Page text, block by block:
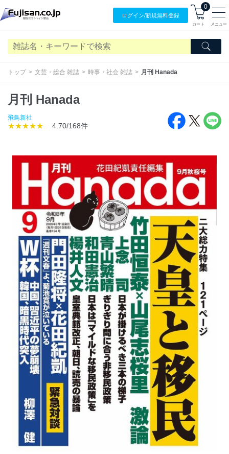
ログイン/新規無料登録
0
カート メニュー
トップ 文芸・総合 雑誌 時事・社会 雑誌 月刊 Hanada
月刊 Hanada
飛鳥新社
★★★★★ 4.70/168件